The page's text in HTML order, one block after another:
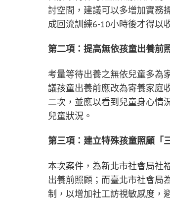
討空間，建議可以多增加實務
成回流訓練6-10小時後才得以
第二項：提高無依孩童出養前
考量等待出養之無依兒童多為
議孩童出養前應改為寄養家庭
二次，並應以看到兒童身心情
兒童狀況。
第三項：建立特殊孩童照顧「
本次案件，為新北市社會局社
出養前照顧；而臺北市社會局
制，以增加社工訪視敏感度，